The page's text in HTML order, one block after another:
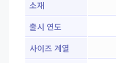
소재
출시 연도
사이즈 계열